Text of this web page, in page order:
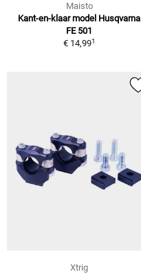
Maisto
Kant-en-klaar model Husqvarna
FE 501
€ 14,991
Xtrig